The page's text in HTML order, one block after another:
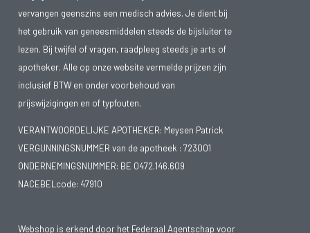
vervangen geenszins een medisch advies. Je dient bij
het gebruik van geneesmiddelen steeds de bijsluiter te
lezen. Bij twijfel of vragen, raadpleeg steeds je arts of
apotheker. Alle op onze website vermelde prijzen zijn
inclusief BTW en onder voorbehoud van
prijswijzigingen en of typfouten.
VERANTWOORDELIJKE APOTHEKER: Meysen Patrick
VERGUNNINGSNUMMER van de apotheek : 723001
ONDERNEMINGSNUMMER: BE 0472.146.609
NACEBELcode: 47910
Webshop is erkend door het Federaal Agentschap voor